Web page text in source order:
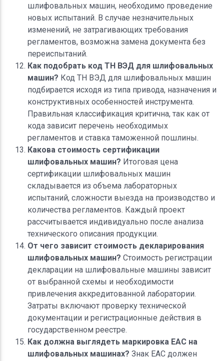
шлифовальных машин, необходимо проведение
новых испытаний. В случае незначительных
изменений, не затрагивающих требования
регламентов, возможна замена документа без
переиспытаний.
Как подобрать код ТН ВЭД для шлифовальных
машин? Код ТН ВЭД для шлифовальных машин
подбирается исходя из типа привода, назначения и
конструктивных особенностей инструмента.
Правильная классификация критична, так как от
кода зависит перечень необходимых
регламентов и ставка таможенной пошлины.
Какова стоимость сертификации
шлифовальных машин? Итоговая цена
сертификации шлифовальных машин
складывается из объема лабораторных
испытаний, сложности выезда на производство и
количества регламентов. Каждый проект
рассчитывается индивидуально после анализа
технического описания продукции.
От чего зависит стоимость декларирования
шлифовальных машин? Стоимость регистрации
декларации на шлифовальные машины зависит
от выбранной схемы и необходимости
привлечения аккредитованной лаборатории.
Затраты включают проверку технической
документации и регистрационные действия в
государственном реестре.
Как должна выглядеть маркировка ЕАС на
шлифовальных машинах? Знак ЕАС должен